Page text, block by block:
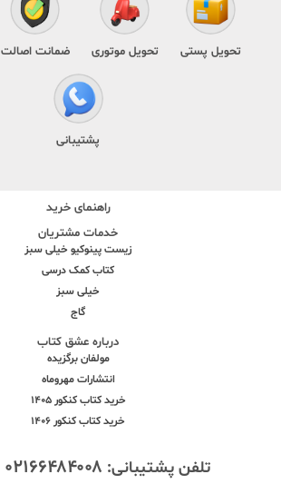
تحویل پستی تحویل موتوری ضمانت اصالت
پشتیبانی
راهنمای خرید
خدمات مشتریان
زیست پینوکیو خیلی سبز
کتاب کمک درسی
خیلی سبز
گاج
درباره عشق کتاب
مولفان برگزیده
انتشارات مهروماه
خرید کتاب کنکور 1405
خرید کتاب کنکور 1406
تلفن پشتیبانی: ۰۲۱۶۶۴۸۴۰۰۸